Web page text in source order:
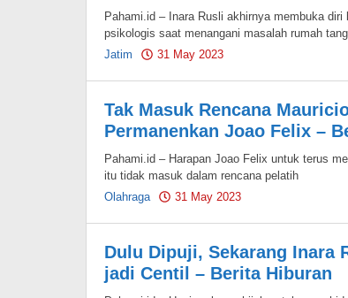
Pahami.id – Inara Rusli akhirnya membuka
psikologis saat menangani masalah rumah
Jatim
31 May 2023
Tak Masuk Rencana
Permanenkan Joao Felix –
Pahami.id – Harapan Joao Felix untuk terus
itu tidak masuk dalam rencana pelatih
Olahraga
31 May 2023
Dulu Dipuji, Sekarang Inara
jadi Centil – Berita Hiburan